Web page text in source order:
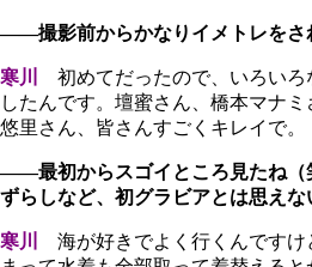
――撮影前からかなりイメトレをさ
寒川
初めてだったので、いろいろ
したんです。壇蜜さん、橋本マナ
悠里さん、皆さんすごくキレイで。
――最初からスゴイところ見たね（
ずらしなど、初グラビアとは思えな
寒川
海が好きでよく行くんですけ